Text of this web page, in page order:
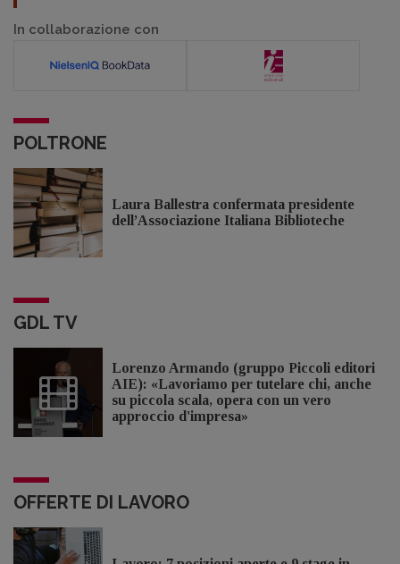
In collaborazione con
POLTRONE
Laura Ballestra confermata presidente
dell’Associazione Italiana Biblioteche
GDL TV
Lorenzo Armando (gruppo Piccoli editori
AIE): «Lavoriamo per tutelare chi, anche
su piccola scala, opera con un vero
approccio d'impresa»
OFFERTE DI LAVORO